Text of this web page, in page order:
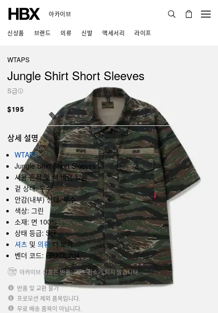
아카이브
신상품 브랜드 의류 신발 액세서리 라이프
WTAPS
Jungle Shirt Short Sleeves
S급
$195
상세 설명
WTAPS
Jungle Shirt Short Sleeves
사용 흔적 및 색 바램 있음
겉 상태: 우수
안감(내부) 상태: 우수
색상: 그린
소재: 면 100%
상태 등급: S급
셔츠 및 의류더 보기
벤더 코드: HBXDL204
아카이브 상품은 반품, 교환, 취소가 되지 않습니다.
반품 및 교환 불가
프로모션 제외 품목입니다.
무료 배송 품목이 아닙니다.